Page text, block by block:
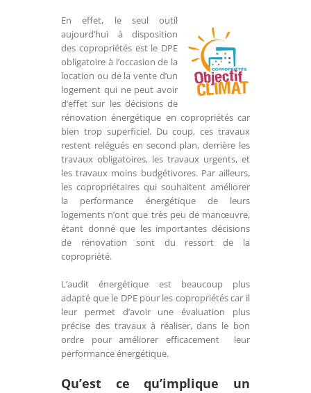
En effet, le seul outil
aujourd’hui à disposition
des copropriétés est le DPE
obligatoire à l’occasion de la
location ou de la vente d’un
logement qui ne peut avoir
d’effet sur les décisions de
rénovation énergétique en copropriétés car
bien trop superficiel. Du coup, ces travaux
restent relégués en second plan, derrière les
travaux obligatoires, les travaux urgents, et
les travaux moins budgétivores. Par ailleurs,
les copropriétaires qui souhaitent améliorer
la performance énergétique de leurs
logements n’ont que très peu de manœuvre,
étant donné que les importantes décisions
de rénovation sont du ressort de la
copropriété.
L’audit énergétique est beaucoup plus
adapté que le DPE pour les copropriétés car il
leur permet d’avoir une évaluation plus
précise des travaux à réaliser, dans le bon
ordre pour améliorer efficacement leur
performance énergétique.
Qu’est ce qu’implique un